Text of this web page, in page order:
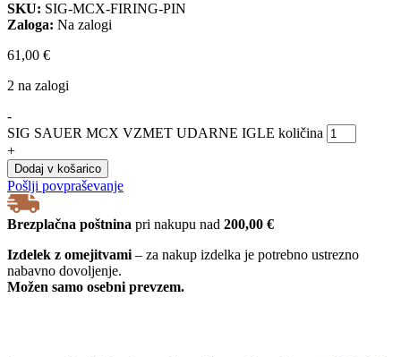
SKU: SIG-MCX-FIRING-PIN
Zaloga: Na zalogi
61,00 €
2 na zalogi
-
SIG SAUER MCX VZMET UDARNE IGLE količina
+
Dodaj v košarico
Pošlji povpraševanje
Brezplačna poštnina pri nakupu nad 200,00 €
Izdelek z omejitvami – za nakup izdelka je potrebno ustrezno
nabavno dovoljenje.
Možen samo osebni prevzem.